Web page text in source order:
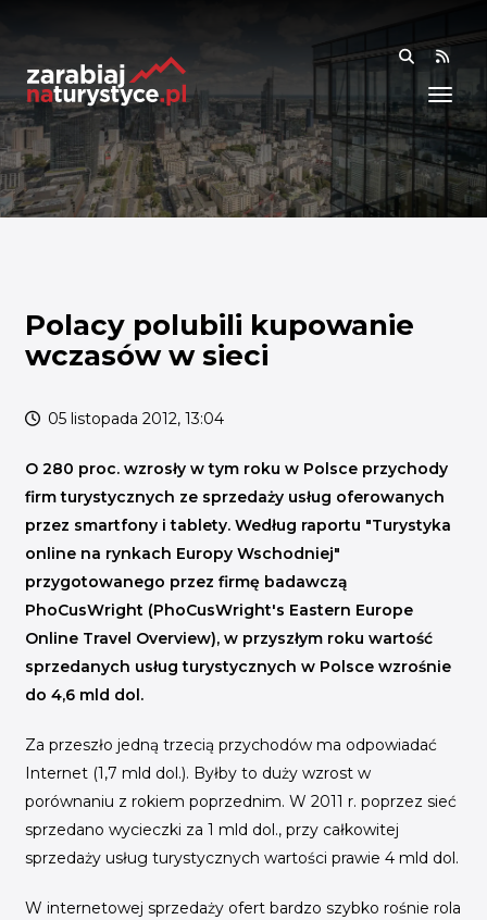
RSS
WIEDZA
ANALIZY I RAPORTY
BADANIA I DANE
AKADEMIA
SPOŁECZNOŚĆ
FINANSE I WSPARCIE
INICJATYWY BRANŻOWE
WYDARZENIA
KONFERENCJE I EVENTY
KONKURSY I NABORY
KALENDARZ WYDARZEŃ
CASE STUDIES
KAMPANIA Z WYNIKAMI
Polacy polubili kupowanie
wczasów w sieci
05 listopada 2012, 13:04
O 280 proc. wzrosły w tym roku w Polsce przychody
firm turystycznych ze sprzedaży usług oferowanych
przez smartfony i tablety. Według raportu "Turystyka
online na rynkach Europy Wschodniej"
przygotowanego przez firmę badawczą
PhoCusWright (PhoCusWright's Eastern Europe
Online Travel Overview), w przyszłym roku wartość
sprzedanych usług turystycznych w Polsce wzrośnie
do 4,6 mld dol.
Za przeszło jedną trzecią przychodów ma odpowiadać
Internet (1,7 mld dol.). Byłby to duży wzrost w
porównaniu z rokiem poprzednim. W 2011 r. poprzez sieć
sprzedano wycieczki za 1 mld dol., przy całkowitej
sprzedaży usług turystycznych wartości prawie 4 mld dol.
W internetowej sprzedaży ofert bardzo szybko rośnie rola